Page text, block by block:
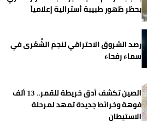
بحظر ظهور طبيبة أسترالية إعلامياً
رصد الشروق الاحتراقي لنجم الشِّعْرى في
سماء رفحاء
الصين تكشف أدق خريطة للقمر.. 13 ألف
فوهة وخرائط جديدة تمهد لمرحلة
الاستيطان